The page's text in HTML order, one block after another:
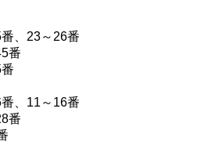
、23～26番
番
、11～16番
番